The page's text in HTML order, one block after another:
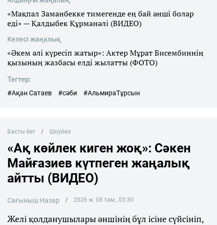
«Мақпал Заманбекке тимегенде ең бай әнші болар
еді» — Қалдыбек Құрманәлі (ВИДЕО)
Келесі жаңалық
«Әкем әлі күресіп жатыр»: Актер Мұрат Бисембиннің
қызының жазбасы елді жылатты (ФОТО)
Тегтер:
#Ақан Сатаев #сәби #АльмираТұрсын
Басты бет Шоубиз
«Ақ көйлек киген жоқ»: Сәкен
Майғазиев күтпеген жаңалық
айтты (ВИДЕО)
Сағыныш Назар 2026 ж. 08 там., 03:30
Желі қолданушылары әншінің бұл ісіне сүйсініп,